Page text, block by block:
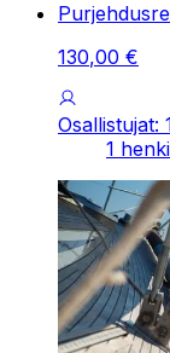
130,00 €
Osallistujat:
1